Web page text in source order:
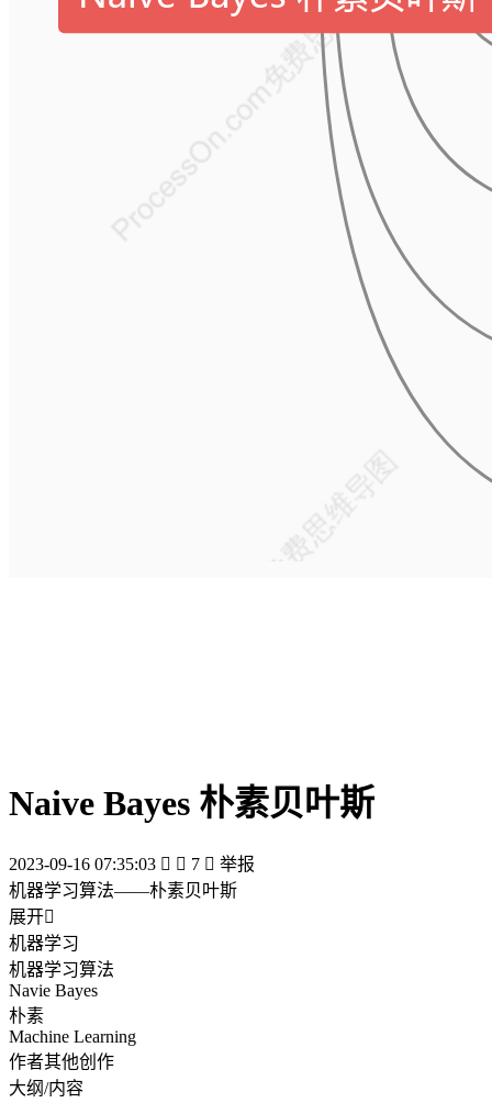
Naive Bayes 朴素贝叶斯
2023-09-16 07:35:03   7  举报
机器学习算法——朴素贝叶斯
展开
机器学习
机器学习算法
Navie Bayes
朴素
Machine Learning
作者其他创作
大纲/内容